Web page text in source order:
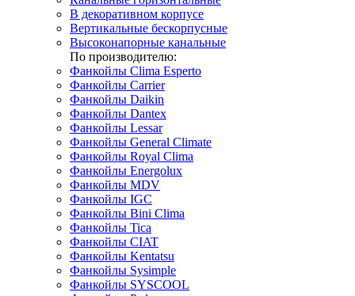
В декоративном корпусе
Вертикальные бескорпусные
Высоконапорные канальные
По производителю:
Фанкойлы Clima Esperto
Фанкойлы Carrier
Фанкойлы Daikin
Фанкойлы Dantex
Фанкойлы Lessar
Фанкойлы General Climate
Фанкойлы Royal Clima
Фанкойлы Energolux
Фанкойлы MDV
Фанкойлы IGC
Фанкойлы Bini Clima
Фанкойлы Tica
Фанкойлы CIAT
Фанкойлы Kentatsu
Фанкойлы Sysimple
Фанкойлы SYSCOOL